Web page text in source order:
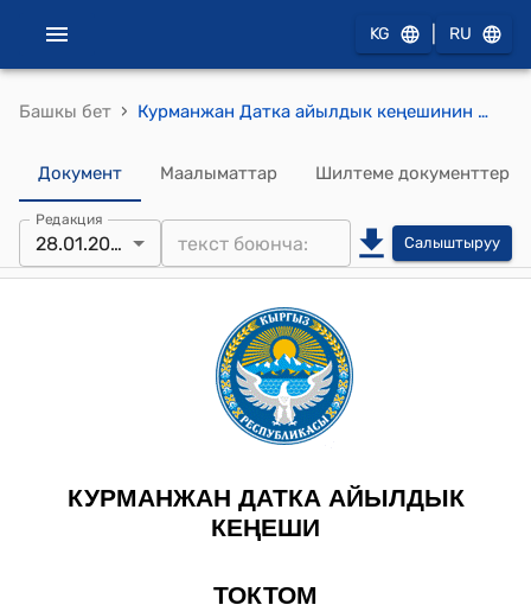
KG RU
Башкы бет › Курманжан Датка айылдык кеңешинин 2026-жылдын 28-январындагы №1/8 Курманжан Датка айыл өкмөтүнүн 2026-жылга социалдык обьектилерди жылытуучу көмүрдүн көлөмүн азайтуу жөнүндө токтому
Документ Маалыматтар Шилтеме документтер
Редакция
28.01.2026 Салыштыруу